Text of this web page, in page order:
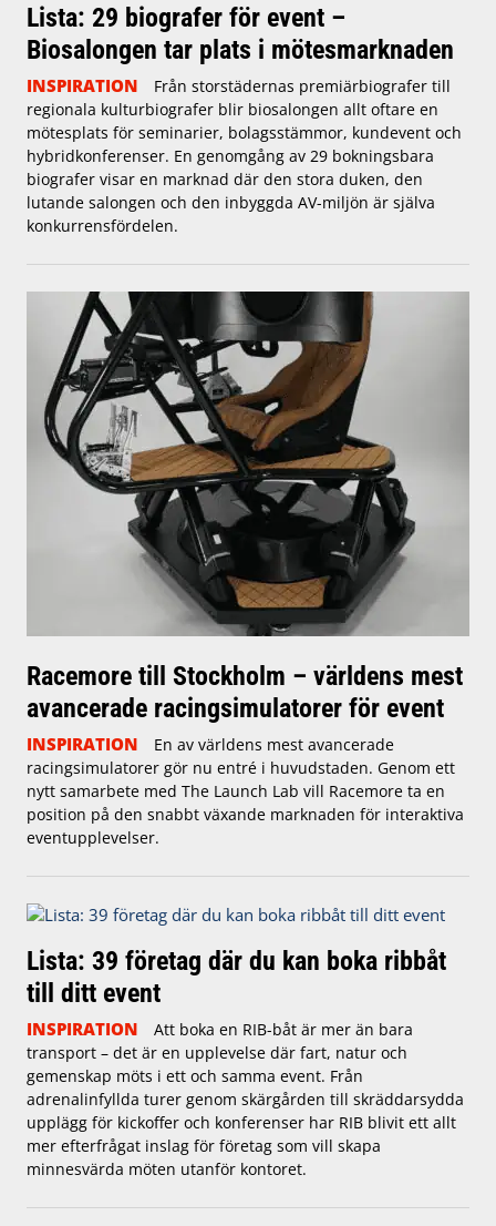
Lista: 29 biografer för event –
Biosalongen tar plats i mötesmarknaden
INSPIRATION
Från storstädernas premiärbiografer till
regionala kulturbiografer blir biosalongen allt oftare en
mötesplats för seminarier, bolagsstämmor, kundevent och
hybridkonferenser. En genomgång av 29 bokningsbara
biografer visar en marknad där den stora duken, den
lutande salongen och den inbyggda AV-miljön är själva
konkurrensfördelen.
Racemore till Stockholm – världens mest
avancerade racingsimulatorer för event
INSPIRATION
En av världens mest avancerade
racingsimulatorer gör nu entré i huvudstaden. Genom ett
nytt samarbete med The Launch Lab vill Racemore ta en
position på den snabbt växande marknaden för interaktiva
eventupplevelser.
Lista: 39 företag där du kan boka ribbåt
till ditt event
INSPIRATION
Att boka en RIB-båt är mer än bara
transport – det är en upplevelse där fart, natur och
gemenskap möts i ett och samma event. Från
adrenalinfyllda turer genom skärgården till skräddarsydda
upplägg för kickoffer och konferenser har RIB blivit ett allt
mer efterfrågat inslag för företag som vill skapa
minnesvärda möten utanför kontoret.